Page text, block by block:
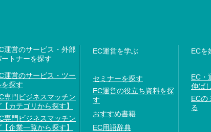
運営のサービス・外部
ートナーを探す
運営のサービス・ツー
を探す
専門ビジネスマッチン
【カテゴリから探す】
専門ビジネスマッチン
【企業一覧から探す】
EC運営を学ぶ
セミナーを探す
EC運営の役立ち資料を探
す
おすすめ書籍
EC用語辞典
ECを
EC・
伸ば
ECの
る